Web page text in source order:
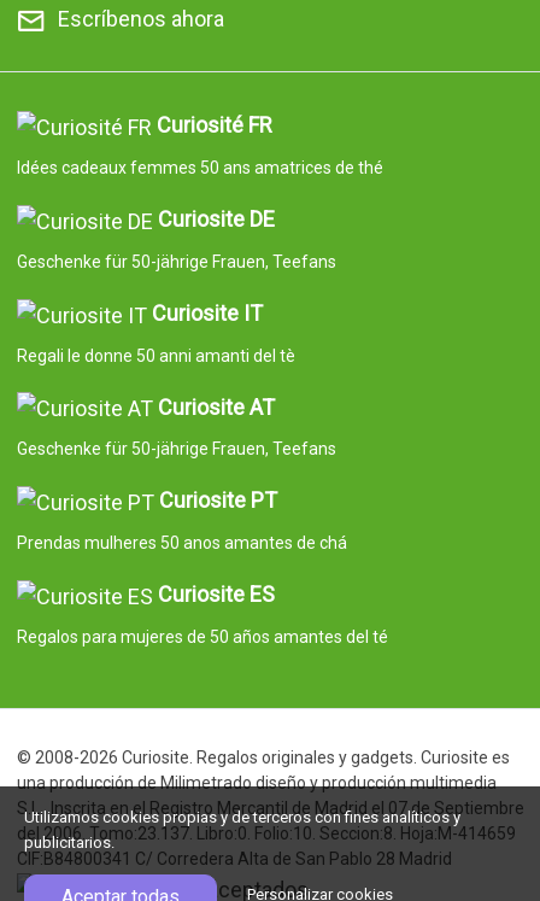
Escríbenos ahora
Curiosité FR
Idées cadeaux femmes 50 ans amatrices de thé
Curiosite DE
Geschenke für 50-jährige Frauen, Teefans
Curiosite IT
Regali le donne 50 anni amanti del tè
Curiosite AT
Geschenke für 50-jährige Frauen, Teefans
Curiosite PT
Prendas mulheres 50 anos amantes de chá
Curiosite ES
Regalos para mujeres de 50 años amantes del té
© 2008-2026 Curiosite. Regalos originales y gadgets. Curiosite es
una producción de Milimetrado diseño y producción multimedia
S.L.. Inscrita en el Registro Mercantil de Madrid el 07 de Septiembre
del 2006. Tomo:23.137. Libro:0. Folio:10. Seccion:8. Hoja:M-414659
CIF:B84800341 C/ Corredera Alta de San Pablo 28 Madrid
Utilizamos cookies propias y de terceros con fines analíticos y
publicitarios.
Personalizar cookies